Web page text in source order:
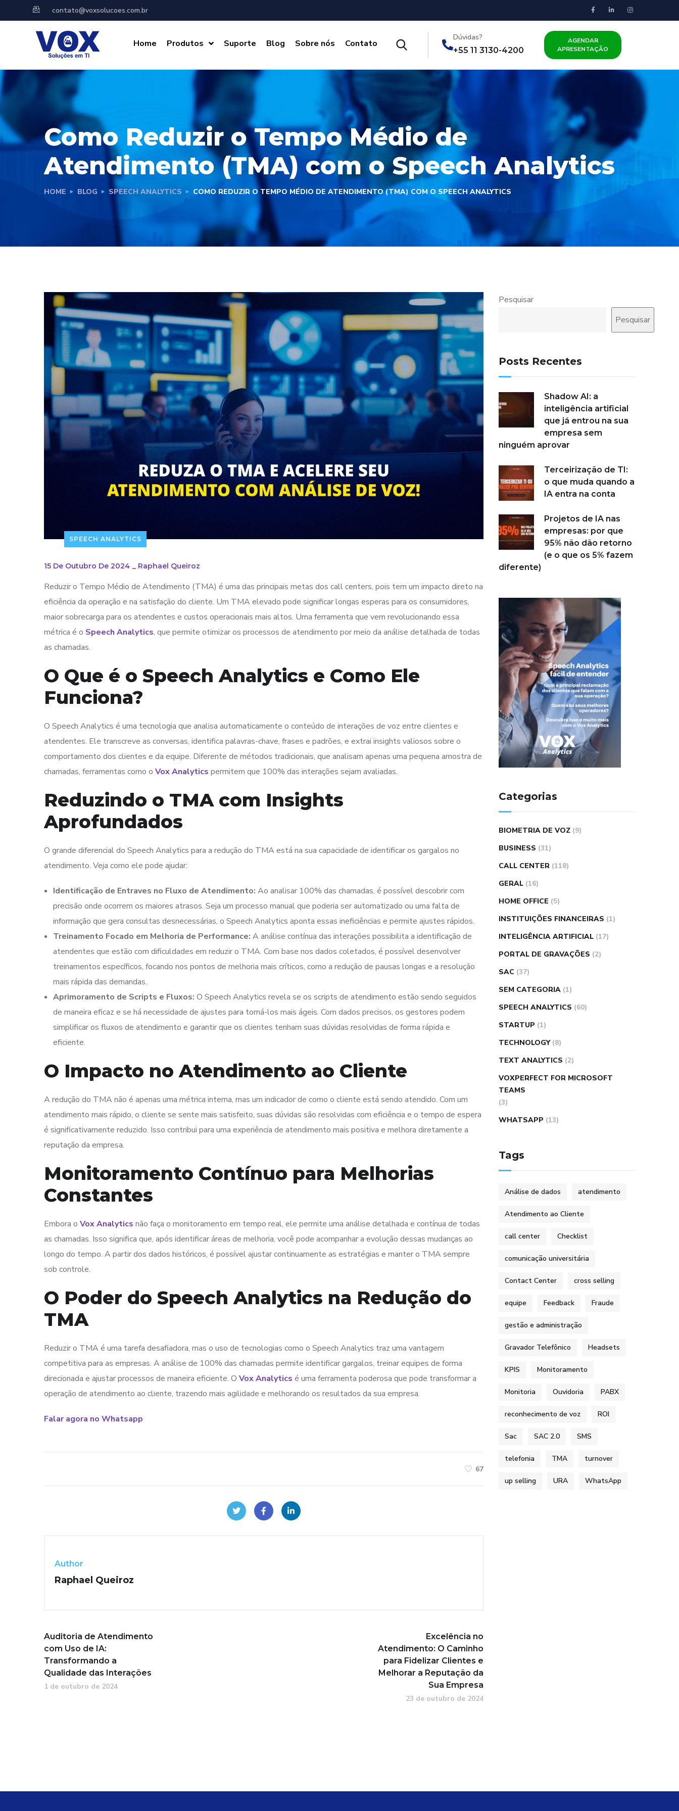
contato@voxsolucoes.com.br
Home Produtos Suporte Blog Sobre nós Contato
Dúvidas?
+55 11 3130-4200
AGENDAR
APRESENTAÇÃO
Como Reduzir o Tempo Médio de
Atendimento (TMA) com o Speech Analytics
HOME BLOG SPEECH ANALYTICS COMO REDUZIR O TEMPO MÉDIO DE ATENDIMENTO (TMA) COM O SPEECH ANALYTICS
SPEECH ANALYTICS
15 De Outubro De 2024 _ Raphael Queiroz
Reduzir o Tempo Médio de Atendimento (TMA) é uma das principais metas dos call centers, pois tem um impacto direto na
eficiência da operação e na satisfação do cliente. Um TMA elevado pode significar longas esperas para os consumidores,
maior sobrecarga para os atendentes e custos operacionais mais altos. Uma ferramenta que vem revolucionando essa
métrica é o Speech Analytics, que permite otimizar os processos de atendimento por meio da análise detalhada de todas
as chamadas.
O Que é o Speech Analytics e Como Ele
Funciona?
O Speech Analytics é uma tecnologia que analisa automaticamente o conteúdo de interações de voz entre clientes e
atendentes. Ele transcreve as conversas, identifica palavras-chave, frases e padrões, e extrai insights valiosos sobre o
comportamento dos clientes e da equipe. Diferente de métodos tradicionais, que analisam apenas uma pequena amostra de
chamadas, ferramentas como o Vox Analytics permitem que 100% das interações sejam avaliadas.
Reduzindo o TMA com Insights
Aprofundados
O grande diferencial do Speech Analytics para a redução do TMA está na sua capacidade de identificar os gargalos no
atendimento. Veja como ele pode ajudar:
Identificação de Entraves no Fluxo de Atendimento: Ao analisar 100% das chamadas, é possível descobrir com
precisão onde ocorrem os maiores atrasos. Seja um processo manual que poderia ser automatizado ou uma falta de
informação que gera consultas desnecessárias, o Speech Analytics aponta essas ineficiências e permite ajustes rápidos.
Treinamento Focado em Melhoria de Performance: A análise contínua das interações possibilita a identificação de
atendentes que estão com dificuldades em reduzir o TMA. Com base nos dados coletados, é possível desenvolver
treinamentos específicos, focando nos pontos de melhoria mais críticos, como a redução de pausas longas e a resolução
mais rápida das demandas.
Aprimoramento de Scripts e Fluxos: O Speech Analytics revela se os scripts de atendimento estão sendo seguidos
de maneira eficaz e se há necessidade de ajustes para torná-los mais ágeis. Com dados precisos, os gestores podem
simplificar os fluxos de atendimento e garantir que os clientes tenham suas dúvidas resolvidas de forma rápida e
eficiente.
O Impacto no Atendimento ao Cliente
A redução do TMA não é apenas uma métrica interna, mas um indicador de como o cliente está sendo atendido. Com um
atendimento mais rápido, o cliente se sente mais satisfeito, suas dúvidas são resolvidas com eficiência e o tempo de espera
é significativamente reduzido. Isso contribui para uma experiência de atendimento mais positiva e melhora diretamente a
reputação da empresa.
Monitoramento Contínuo para Melhorias
Constantes
Embora o Vox Analytics não faça o monitoramento em tempo real, ele permite uma análise detalhada e contínua de todas
as chamadas. Isso significa que, após identificar áreas de melhoria, você pode acompanhar a evolução dessas mudanças ao
longo do tempo. A partir dos dados históricos, é possível ajustar continuamente as estratégias e manter o TMA sempre
sob controle.
O Poder do Speech Analytics na Redução do
TMA
Reduzir o TMA é uma tarefa desafiadora, mas o uso de tecnologias como o Speech Analytics traz uma vantagem
competitiva para as empresas. A análise de 100% das chamadas permite identificar gargalos, treinar equipes de forma
direcionada e ajustar processos de maneira eficiente. O Vox Analytics é uma ferramenta poderosa que pode transformar a
operação de atendimento ao cliente, trazendo mais agilidade e melhorando os resultados da sua empresa.
Falar agora no Whatsapp
67
Author
Raphael Queiroz
Auditoria de Atendimento
com Uso de IA:
Transformando a
Qualidade das Interações
1 de outubro de 2024
Excelência no
Atendimento: O Caminho
para Fidelizar Clientes e
Melhorar a Reputação da
Sua Empresa
23 de outubro de 2024
Pesquisar
Pesquisar
Posts Recentes
Shadow AI: a
inteligência artificial
que já entrou na sua
empresa sem
ninguém aprovar
Terceirização de TI:
o que muda quando a
IA entra na conta
Projetos de IA nas
empresas: por que
95% não dão retorno
(e o que os 5% fazem
diferente)
Categorias
BIOMETRIA DE VOZ (9)
BUSINESS (31)
CALL CENTER (118)
GERAL (16)
HOME OFFICE (5)
INSTITUIÇÕES FINANCEIRAS (1)
INTELIGÊNCIA ARTIFICIAL (17)
PORTAL DE GRAVAÇÕES (2)
SAC (37)
SEM CATEGORIA (1)
SPEECH ANALYTICS (60)
STARTUP (1)
TECHNOLOGY (8)
TEXT ANALYTICS (2)
VOXPERFECT FOR MICROSOFT
TEAMS
(3)
WHATSAPP (13)
Tags
Análise de dados atendimento
Atendimento ao Cliente
call center Checklist
comunicação universitária
Contact Center cross selling
equipe Feedback Fraude
gestão e administração
Gravador Telefônico Headsets
KPIS Monitoramento
Monitoria Ouvidoria PABX
reconhecimento de voz ROI
Sac SAC 2.0 SMS
telefonia TMA turnover
up selling URA WhatsApp